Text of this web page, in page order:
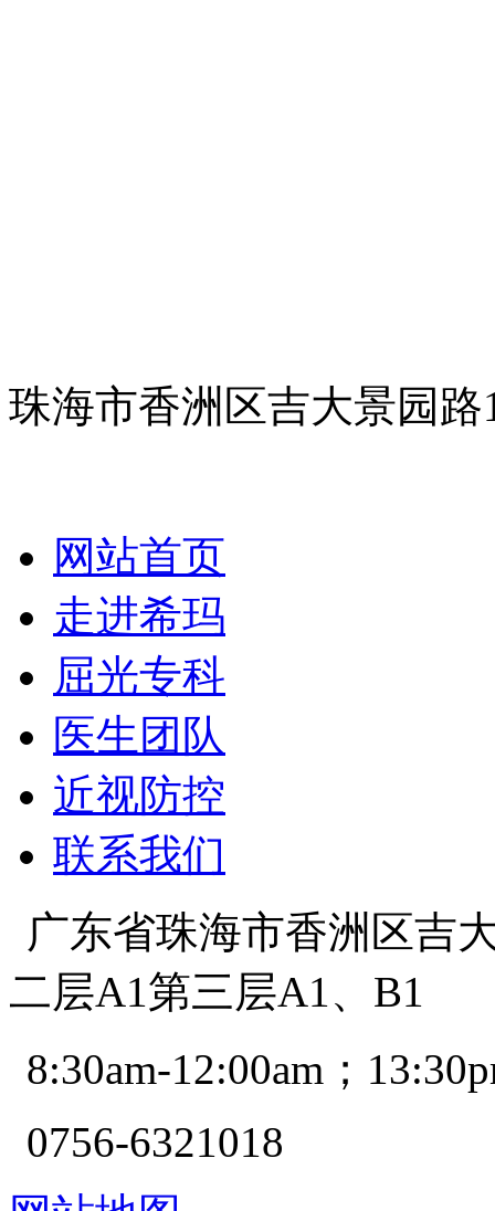
珠海市香洲区吉大景园
网站首页
走进希玛
屈光专科
医生团队
近视防控
联系我们
广东省珠海市香洲区吉
二层A1第三层A1、B1
8:30am-12:00am；
0756-6321018